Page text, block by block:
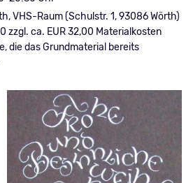
VHS-Raum (Schulstr. 1, 93086 Wörth)
zzgl. ca. EUR 32,00 Materialkosten
die das Grundmaterial bereits